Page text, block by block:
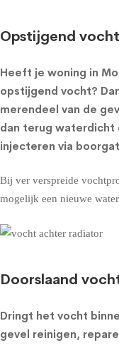
Opstijgend vocht
Heeft je woning in
opstijgend vocht?
merendeel van de
dan terug waterdicht
injecteren via
Bij ver verspreide
mogelijk een nieuwe
Doorslaand
Dringt het vocht
gevel reinigen,